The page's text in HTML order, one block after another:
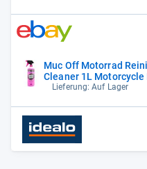
Muc Off Motorrad
Cleaner 1L
Bike
Lieferung: Auf Lager